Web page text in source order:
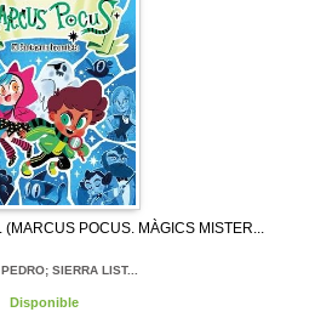
(MARCUS POCUS. MÀGICS MISTER...
SIERRA LIST...
Disponible